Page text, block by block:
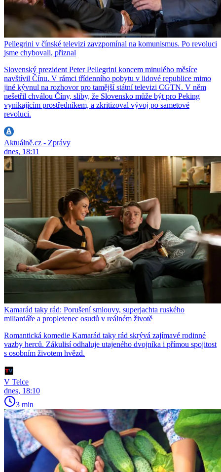
Pellegrini v čínské televizi zavzpomínal na komunismus. Po revoluci
jsme chybovali, přiznal
Slovenský prezident Peter Pellegrini koncem minulého měsíce
navštívil Čínu. V rámci třídenního pobytu v lidové republice mimo
jiné kývnul na rozhovor pro tamější státní televizi CGTN. V něm
nešetřil chválou Číny, sliby, že Slovensko může být pro Peking
vynikajícím prostředníkem, a zkritizoval vývoj po sametové
revoluci.
Aktuálně.cz - Zprávy
dnes, 18:11
Kamarád taky rád: Porušení smlouvy, superjachta ruského
miliardáře a propletenec osudů v reálném životě
Romantická komedie Kamarád taky rád skrývá zajímavé rodinné
vazby herců. Zákulisí odhaluje utajeného dvojníka i přímou spojitost
s osobním životem hvězd.
V Telce
dnes, 18:10
3 min